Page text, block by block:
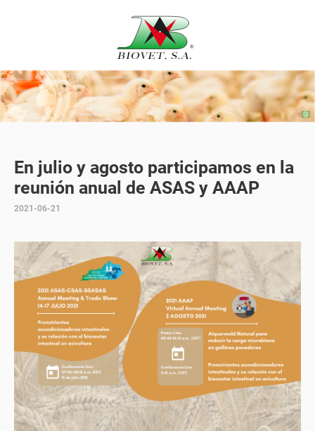
En julio y agosto participamos en la
reunión anual de ASAS y AAAP
2021-06-21